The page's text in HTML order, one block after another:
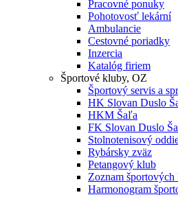
Pracovné ponuky
Pohotovosť lekární
Ambulancie
Cestovné poriadky
Inzercia
Katalóg firiem
Športové kluby, OZ
Športový servis a
HK Slovan Duslo
HKM Šaľa
FK Slovan Duslo
Stolnotenisový
Rybársky zväz
Petangový klub
Zoznam
Harmonogram